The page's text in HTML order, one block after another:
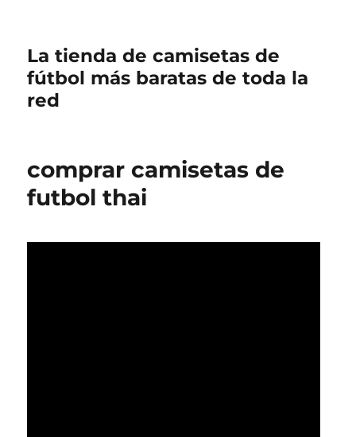
La tienda de camisetas de
fútbol más baratas de toda la
red
comprar camisetas de
futbol thai